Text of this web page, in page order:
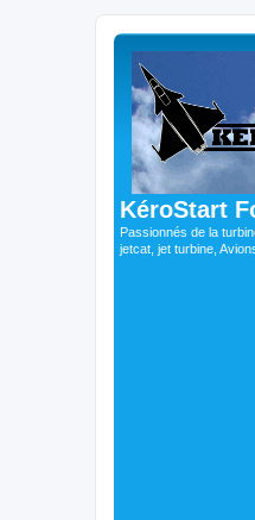
KéroStart
Passionnés de la
jetcat, jet turbine,